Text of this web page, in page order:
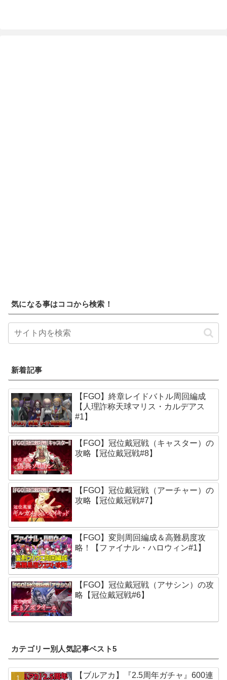
気になる事はココから検索！
新着記事
【FGO】終章レイドバトル周回編成
【人理詐称天球マリス・カルデアス
#1】
【FGO】冠位戴冠戦（キャスター）の
攻略【冠位戴冠戦#8】
【FGO】冠位戴冠戦（アーチャー）の
攻略【冠位戴冠戦#7】
【FGO】変則周回編成＆高難易度攻
略！【ファイナル・ハロウィン#1】
【FGO】冠位戴冠戦（アサシン）の攻
略【冠位戴冠戦#6】
カテゴリー別人気記事ベスト5
【ブルアカ】『2.5周年ガチャ』600連